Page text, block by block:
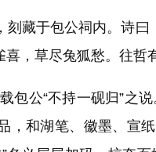
于包公祠内。诗曰
，草尽兔狐愁。往哲
公“不持一砚归”之说
，和湖笔、徽墨、宣